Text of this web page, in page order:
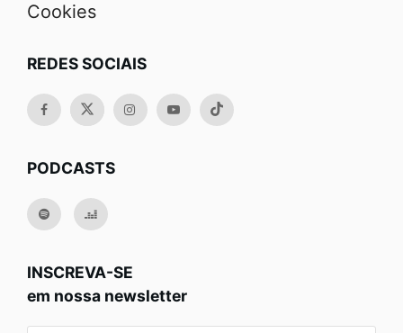
Cookies
REDES SOCIAIS
PODCASTS
INSCREVA-SE
em nossa newsletter